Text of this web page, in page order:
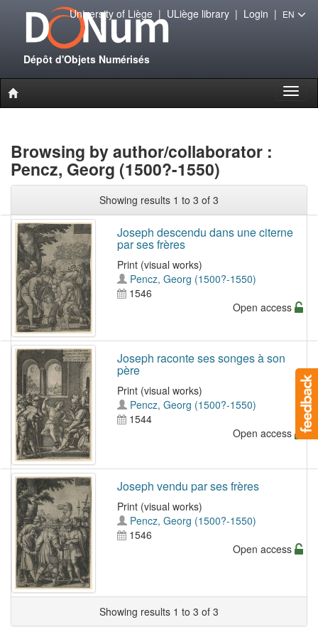
Dépôt d'Objets Numérisés
University of Liège| ULiège library| Login | EN
Browsing by author/collaborator :
Pencz, Georg (1500?-1550)
Showing results 1 to 3 of 3
Joseph descendu dans une citerne
par ses frères
Print (visual works)
Pencz, Georg (1500?-1550)
1546
Open access
Joseph raconte ses songes à son
père
Print (visual works)
Pencz, Georg (1500?-1550)
1544
Open access
Joseph vendu par ses frères
Print (visual works)
Pencz, Georg (1500?-1550)
1546
Open access
Showing results 1 to 3 of 3